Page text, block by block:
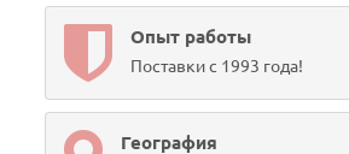
Опыт работы
Поставки с 1993 года!
География